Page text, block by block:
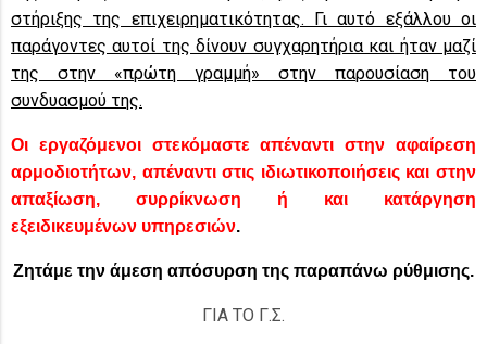
στήριξης της επιχειρηματικότητας. Γι αυτό εξάλλου οι
παράγοντες αυτοί της δίνουν συγχαρητήρια και ήταν μαζί
της στην «πρώτη γραμμή» στην παρουσίαση του
συνδυασμού της.
Οι εργαζόμενοι στεκόμαστε απέναντι στην αφαίρεση
αρμοδιοτήτων, απέναντι στις ιδιωτικοποιήσεις και στην
απαξίωση, συρρίκνωση ή και κατάργηση
εξειδικευμένων υπηρεσιών.
Ζητάμε την άμεση απόσυρση της παραπάνω ρύθμισης.
ΓΙΑ ΤΟ Γ.Σ.